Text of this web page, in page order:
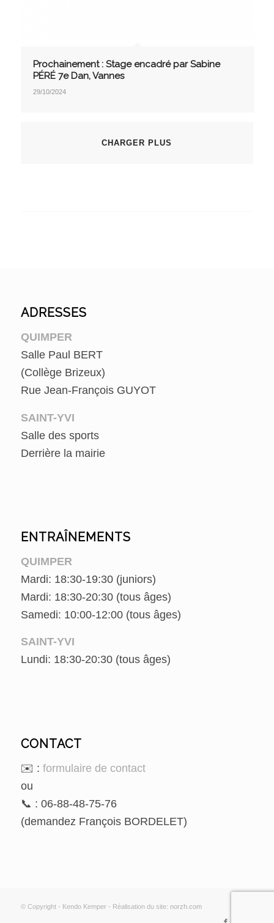
Prochainement : Stage encadré par Sabine
PÉRÉ 7e Dan, Vannes
29/10/2024
CHARGER PLUS
ADRESSES
QUIMPER
Salle Paul BERT
(Collège Brizeux)
Rue Jean-François GUYOT
SAINT-YVI
Salle des sports
Derrière la mairie
ENTRAÎNEMENTS
QUIMPER
Mardi: 18:30-19:30 (juniors)
Mardi: 18:30-20:30 (tous âges)
Samedi: 10:00-12:00 (tous âges)
SAINT-YVI
Lundi: 18:30-20:30 (tous âges)
CONTACT
✉️ : formulaire de contact
ou
📞 : 06-88-48-75-76
(demandez François BORDELET)
© Copyright - Kendo Kemper - Réalisation du site: norzh.com